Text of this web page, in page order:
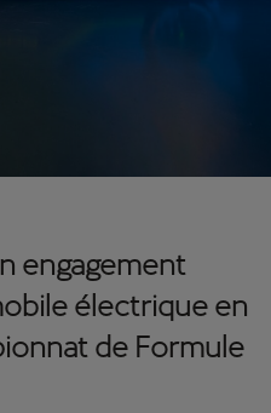
engagement
électrique en
de Formule